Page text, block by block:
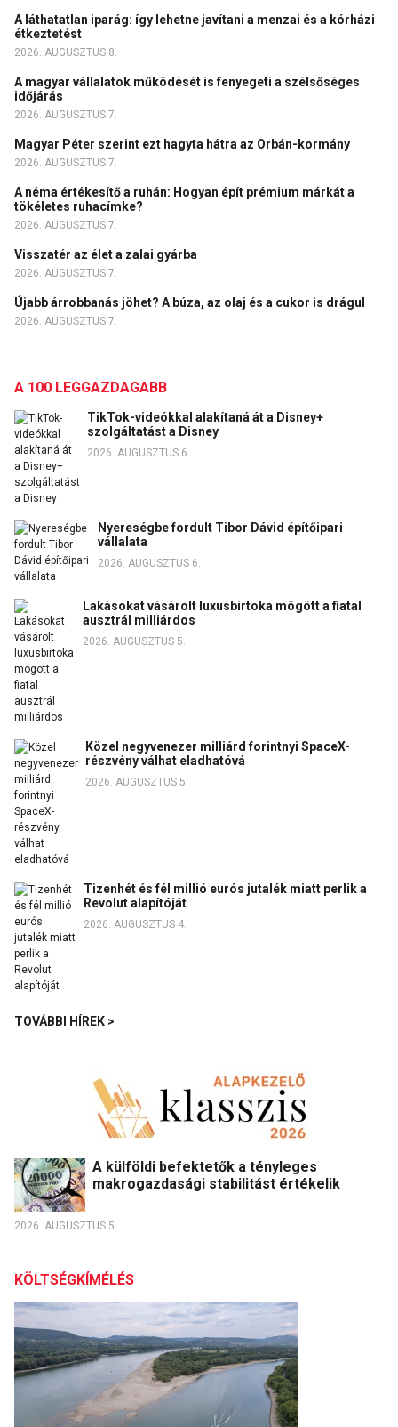
A láthatatlan iparág: így lehetne javítani a menzai és a kórházi
étkeztetést
2026. AUGUSZTUS 8.
A magyar vállalatok működését is fenyegeti a szélsőséges
időjárás
2026. AUGUSZTUS 7.
Magyar Péter szerint ezt hagyta hátra az Orbán-kormány
2026. AUGUSZTUS 7.
A néma értékesítő a ruhán: Hogyan épít prémium márkát a
tökéletes ruhacímke?
2026. AUGUSZTUS 7.
Visszatér az élet a zalai gyárba
2026. AUGUSZTUS 7.
Újabb árrobbanás jöhet? A búza, az olaj és a cukor is drágul
2026. AUGUSZTUS 7.
A 100 LEGGAZDAGABB
TikTok-videókkal alakítaná át a Disney+
szolgáltatást a Disney
2026. AUGUSZTUS 6.
Nyereségbe fordult Tibor Dávid építőipari
vállalata
2026. AUGUSZTUS 6.
Lakásokat vásárolt luxusbirtoka mögött a fiatal
ausztrál milliárdos
2026. AUGUSZTUS 5.
Közel negyvenezer milliárd forintnyi SpaceX-
részvény válhat eladhatóvá
2026. AUGUSZTUS 5.
Tizenhét és fél millió eurós jutalék miatt perlik a
Revolut alapítóját
2026. AUGUSZTUS 4.
TOVÁBBI HÍREK >
A külföldi befektetők a tényleges
makrogazdasági stabilitást értékelik
2026. AUGUSZTUS 5.
KÖLTSÉGKÍMÉLÉS